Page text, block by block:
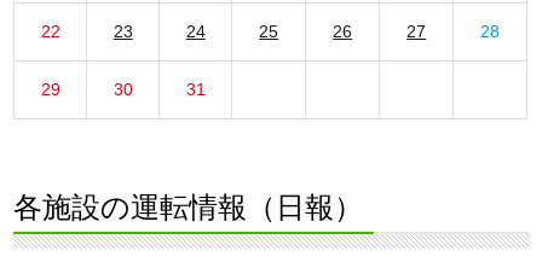
22 23 24 25 26 27 28
29 30 31
各施設の運転情報（日報）